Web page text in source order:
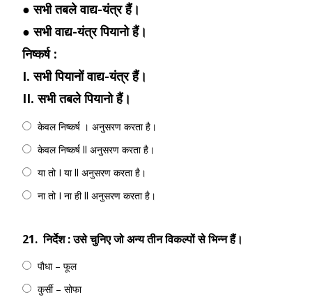
● सभी तबले वाद्य-यंत्र हैं।
● सभी वाद्य-यंत्र पियानो हैं।
निष्कर्ष :
I. सभी पियानों वाद्य-यंत्र हैं।
II. सभी तबले पियानो हैं।
केवल निष्कर्ष । अनुसरण करता है।
केवल निष्कर्ष ll अनुसरण करता है।
या तो I या ll अनुसरण करता है।
ना तो I ना ही ll अनुसरण करता है।
21. निर्देश : उसे चुनिए जो अन्य तीन विकल्पों से भिन्न हैं।
पौधा – फूल
कुर्सी – सोफा